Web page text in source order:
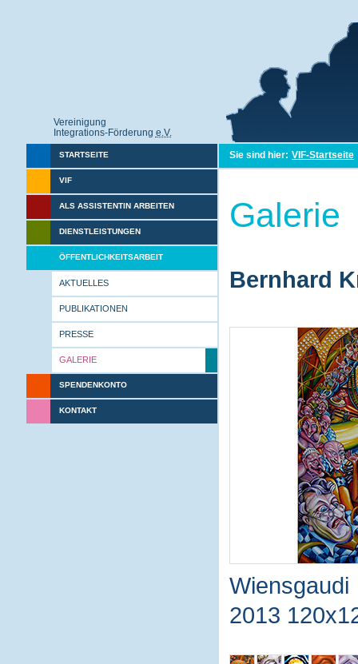
Vereinigung
Integrations-Förderung e.V.
STARTSEITE
VIF
ALS ASSISTENTIN ARBEITEN
DIENSTLEISTUNGEN
ÖFFENTLICHKEITSARBEIT
AKTUELLES
PUBLIKATIONEN
PRESSE
GALERIE
SPENDENKONTO
KONTAKT
Sie sind hier: VIF-Startseite
Galerie
Bernhard
Wiensgaudi
2013